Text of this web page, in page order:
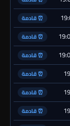
⏰ قادمة
⏰ قادمة
⏰ قادمة
⏰ قادمة
⏰ قادمة
⏰ قادمة